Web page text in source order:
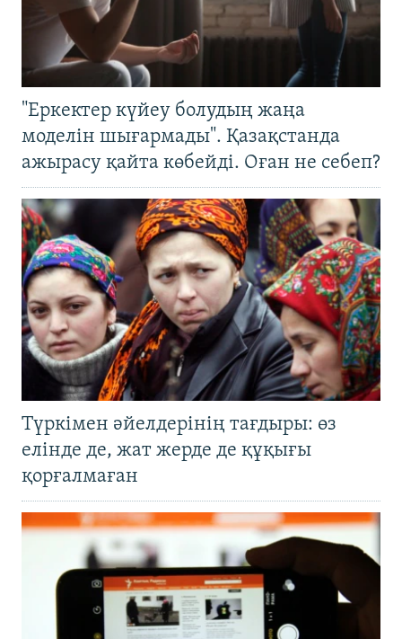
"Еркектер күйеу болудың жаңа
моделін шығармады". Қазақстанда
ажырасу қайта көбейді. Оған не себеп?
Түркімен әйелдерінің тағдыры: өз
елінде де, жат жерде де құқығы
қорғалмаған